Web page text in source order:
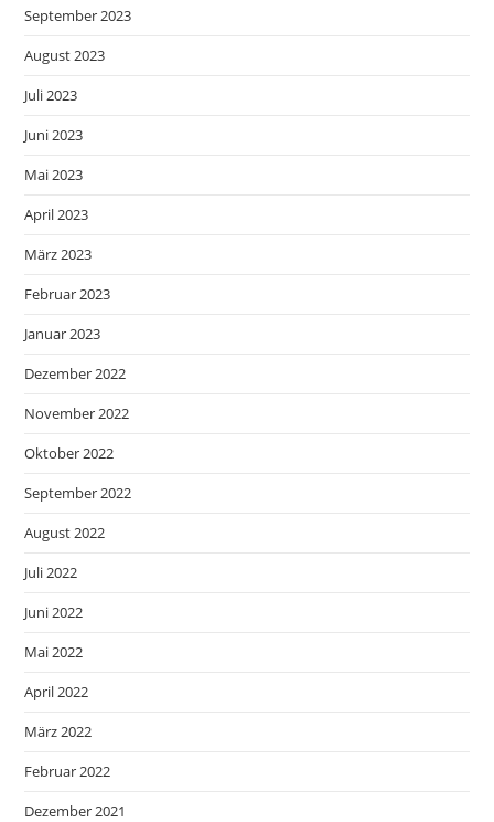
September 2023
August 2023
Juli 2023
Juni 2023
Mai 2023
April 2023
März 2023
Februar 2023
Januar 2023
Dezember 2022
November 2022
Oktober 2022
September 2022
August 2022
Juli 2022
Juni 2022
Mai 2022
April 2022
März 2022
Februar 2022
Dezember 2021